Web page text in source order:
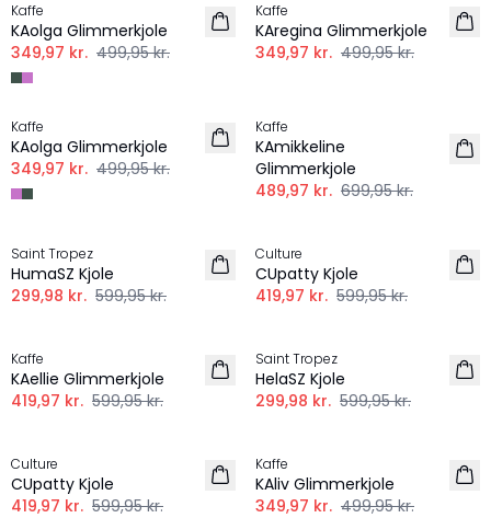
Kaffe
KAolga Glimmerkjole
349,97 kr. 499,95 kr.
Kaffe
KAregina Glimmerkjole
349,97 kr. 499,95 kr.
-30%
Kaffe
KAolga Glimmerkjole
349,97 kr. 499,95 kr.
Kaffe
KAmikkeline
Glimmerkjole
489,97 kr. 699,95 kr.
Saint Tropez
HumaSZ Kjole
299,98 kr. 599,95 kr.
Culture
CUpatty Kjole
419,97 kr. 599,95 kr.
Kaffe
KAellie Glimmerkjole
419,97 kr. 599,95 kr.
Saint Tropez
HelaSZ Kjole
299,98 kr. 599,95 kr.
Culture
CUpatty Kjole
419,97 kr. 599,95 kr.
Kaffe
KAliv Glimmerkjole
349,97 kr. 499,95 kr.